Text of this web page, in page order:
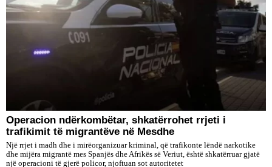
Operacion ndërkombëtar, shkatërrohet rrjeti i
trafikimit të migrantëve në Mesdhe
Një rrjet i madh dhe i mirëorganizuar kriminal, që trafikonte lëndë narkotike
dhe mijëra migrantë mes Spanjës dhe Afrikës së Veriut, është shkatërruar gjatë
një operacioni të gjerë policor, njoftuan sot autoritetet